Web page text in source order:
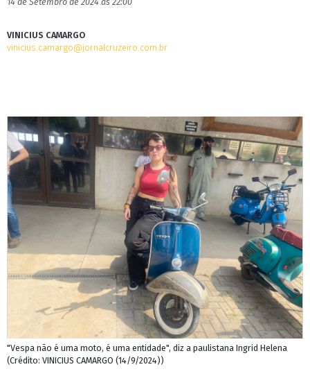
VINICIUS CAMARGO
vinicius.camargo@jornalcruzeiro.com.br
"Vespa não é uma moto, é uma entidade", diz a paulistana Ingrid Helena
(Crédito: VINICIUS CAMARGO (14/9/2024))